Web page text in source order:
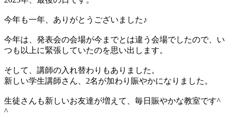
今年も一年、ありがとうございました♪
今年は、発表会の会場が今までとは違う会場でしたので、い
つも以上に緊張していたのを思い出します。
そして、講師の入れ替わりもありました。
新しい学生講師さん、2名が加わり賑やかになりました。
生徒さんも新しいお友達が増えて、毎日賑やかな教室です^
^